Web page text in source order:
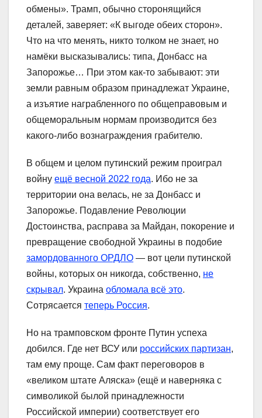
обмены». Трамп, обычно сторонящийся
деталей, заверяет: «К выгоде обеих сторон».
Что на что менять, никто толком не знает, но
намёки высказывались: типа, Донбасс на
Запорожье… При этом как-то забывают: эти
земли равным образом принадлежат Украине,
а изъятие награбленного по общеправовым и
общеморальным нормам производится без
какого-либо вознаграждения грабителю.
В общем и целом путинский режим проиграл
войну ещё весной 2022 года. Ибо не за
территории она велась, не за Донбасс и
Запорожье. Подавление Революции
Достоинства, расправа за Майдан, покорение и
превращение свободной Украины в подобие
замордованного ОРДЛО — вот цели путинской
войны, которых он никогда, собственно, не
скрывал. Украина обломала всё это.
Сотрясается теперь Россия.
Но на трамповском фронте Путин успеха
добился. Где нет ВСУ или российских партизан,
там ему проще. Сам факт переговоров в
«великом штате Аляска» (ещё и наверняка с
символикой былой принадлежности
Российской империи) соответствует его